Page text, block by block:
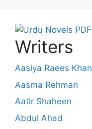
Writers
Aasiya Raees Khan
Aasma Rehman
Aatir Shaheen
Abdul Ahad